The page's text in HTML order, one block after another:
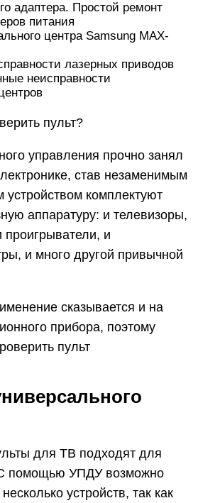
адаптера. Простой ремонт
питания
центра Samsung MAX-
лазерных приводов
неисправности
пульт?
управления прочно занял
став незаменимым
комплектуют
аппаратуру: и телевизоры,
и
и много другой привычной
сказывается и на
прибора, поэтому
пульт
для ТВ подходят для
помощью УПДУ возможно
устройств, так как